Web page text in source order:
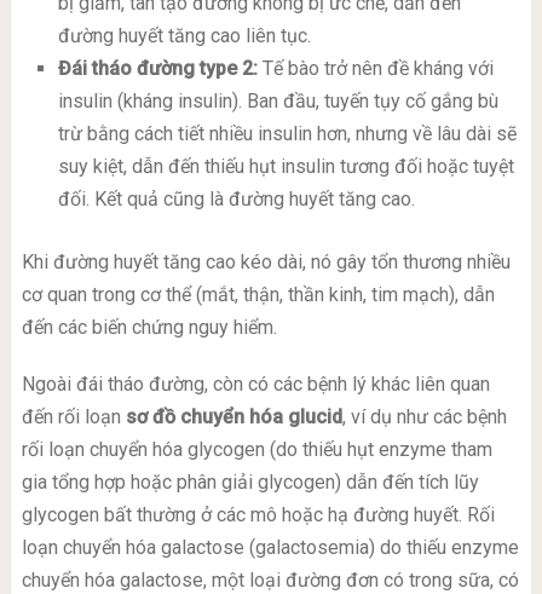
đường huyết tăng cao liên tục.
Đái tháo đường type 2:Tế bào trở nên đề kháng với
insulin (kháng insulin). Ban đầu, tuyến tụy cố gắng bù
trừ bằng cách tiết nhiều insulin hơn, nhưng về lâu dài sẽ
suy kiệt, dẫn đến thiếu hụt insulin tương đối hoặc tuyệt
đối. Kết quả cũng là đường huyết tăng cao.
Khi đường huyết tăng cao kéo dài, nó gây tổn thương nhiều
cơ quan trong cơ thể (mắt, thận, thần kinh, tim mạch), dẫn
đến các biến chứng nguy hiểm.
Ngoài đái tháo đường, còn có các bệnh lý khác liên quan
đến rối loạn sơ đồ chuyển hóa glucid, ví dụ như các bệnh
rối loạn chuyển hóa glycogen (do thiếu hụt enzyme tham
gia tổng hợp hoặc phân giải glycogen) dẫn đến tích lũy
glycogen bất thường ở các mô hoặc hạ đường huyết. Rối
loạn chuyển hóa galactose (galactosemia) do thiếu enzyme
chuyển hóa galactose, một loại đường đơn có trong sữa, có